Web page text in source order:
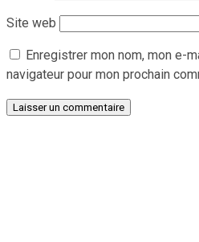
Site web
Enregistrer mon nom, mon e-
navigateur pour mon prochain